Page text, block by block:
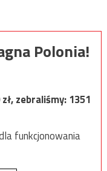
Polonia!
zł, zebraliśmy:1351
funkcjonowania